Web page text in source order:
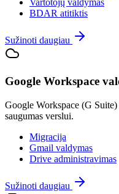
Vartotojų valdymas
BDAR atitiktis
Sužinoti daugiau
Google Workspace
Google Workspace (G
saugumas verslui.
Migracija
Gmail valdymas
Drive administravimas
Sužinoti daugiau